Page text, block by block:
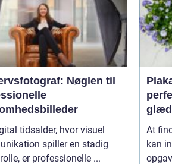
Nøglen til
tidsalder, hvor visuel
spiller en stadig
er professionelle ...
At
kan